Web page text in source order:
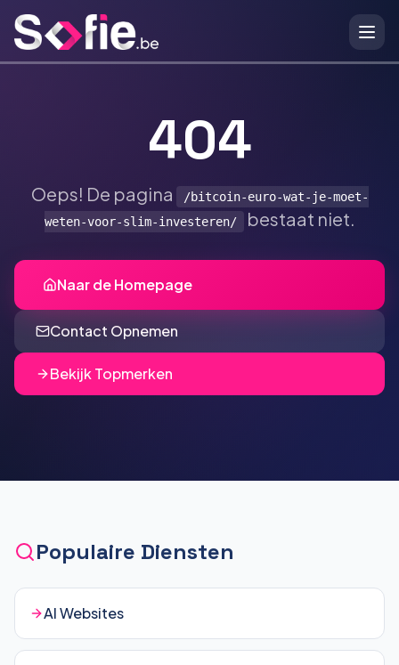
404
Oeps! De pagina
/bitcoin-euro-wat-je-moet-
weten-voor-slim-investeren/ bestaat niet.
Naar de Homepage
Contact Opnemen
Bekijk Topmerken
Populaire Diensten
AI Websites